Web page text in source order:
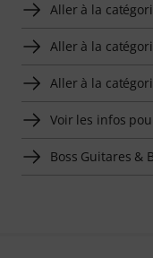
Aller à la
Aller à la
Aller à la
Voir les infos
Boss Guitares &